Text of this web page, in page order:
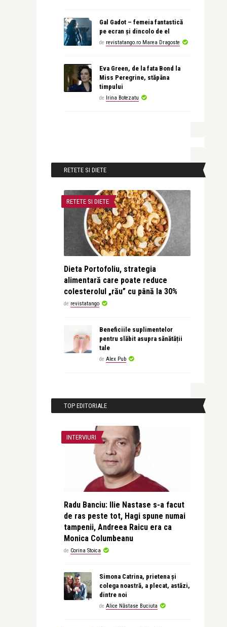
Gal Gadot – femeia fantastică
pe ecran și dincolo de el
de revistatango.ro Marea Dragoste
Eva Green, de la fata Bond la
Miss Peregrine, stăpâna
timpului
de Irina Botezatu
RETETE SI DIETE
RETETE SI DIETE
Dieta Portofoliu, strategia
alimentară care poate reduce
colesterolul „rău” cu până la 30%
de revistatango
Beneficiile suplimentelor
pentru slăbit asupra sănătății
tale
de Alex Pub
TOP EDITORIALE
INTERVIURI
Radu Banciu: Ilie Nastase s-a facut
de ras peste tot, Hagi spune numai
tampenii, Andreea Raicu era ca
Monica Columbeanu
de Corina Stoica
Simona Catrina, prietena și
colega noastră, a plecat, astăzi,
dintre noi
de Alice Năstase Buciuta